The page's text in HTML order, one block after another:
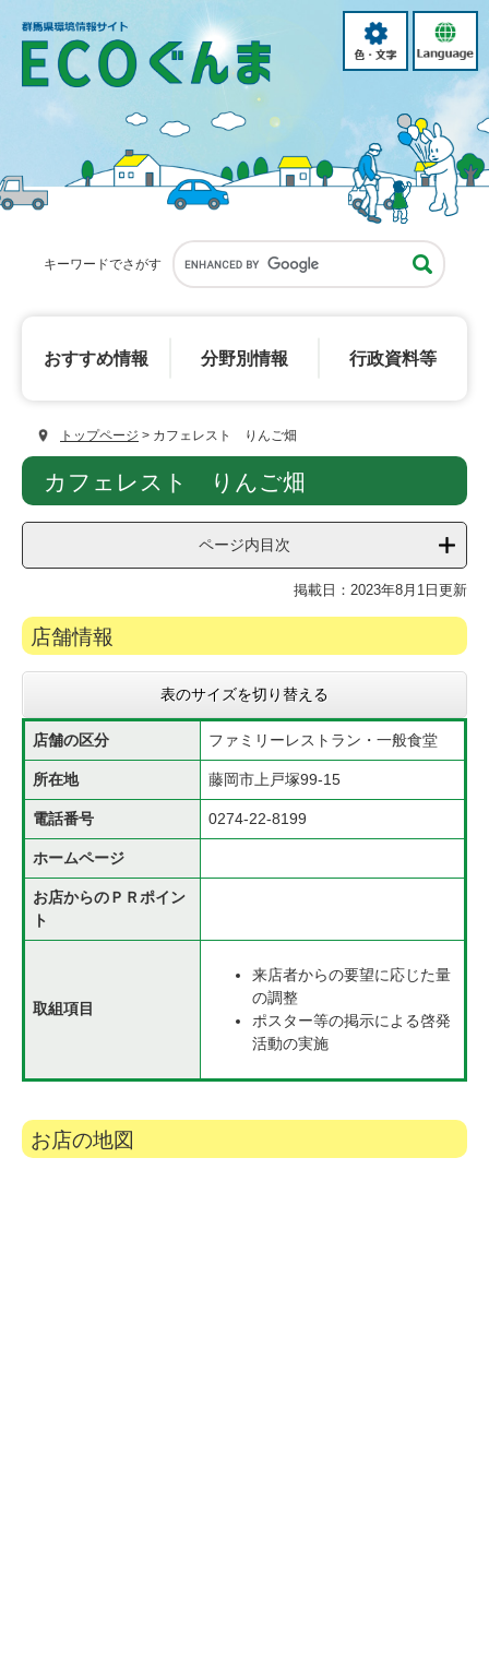
て
キーワードでさがす
色・
文
language
おすすめ情報 分野別情報 行政資料等
トップページ > カフェレスト りんご畑
本
カフェレスト りんご畑
ページ内目次
掲載日：2023年8月1日更新
店舗情報
表のサイズを切り替える
店舗の区分 ファミリーレストラン・一般食堂
所在地 藤岡市上戸塚99-15
電話番号 0274-22-8199
ホームページ
お店からのＰＲポイン
ト
取組項目
来店者からの要望に応じた量
の調整
ポスター等の掲示による啓発
活動の実施
お店の地図